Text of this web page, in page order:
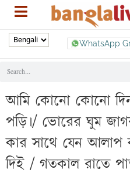
WhatsApp
আমি কোনো কোনো
পড়ি।/ ভোরের ঘুম
কার সাথে যেন আলাপ
দিই / গতকাল রাতে